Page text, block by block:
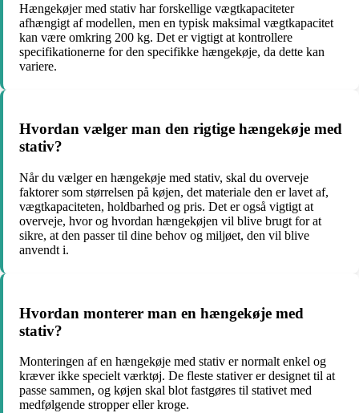
Hængekøjer med stativ har forskellige vægtkapaciteter
afhængigt af modellen, men en typisk maksimal vægtkapacitet
kan være omkring 200 kg. Det er vigtigt at kontrollere
specifikationerne for den specifikke hængekøje, da dette kan
variere.
Hvordan vælger man den rigtige hængekøje med
stativ?
Når du vælger en hængekøje med stativ, skal du overveje
faktorer som størrelsen på køjen, det materiale den er lavet af,
vægtkapaciteten, holdbarhed og pris. Det er også vigtigt at
overveje, hvor og hvordan hængekøjen vil blive brugt for at
sikre, at den passer til dine behov og miljøet, den vil blive
anvendt i.
Hvordan monterer man en hængekøje med
stativ?
Monteringen af en hængekøje med stativ er normalt enkel og
kræver ikke specielt værktøj. De fleste stativer er designet til at
passe sammen, og køjen skal blot fastgøres til stativet med
medfølgende stropper eller kroge.